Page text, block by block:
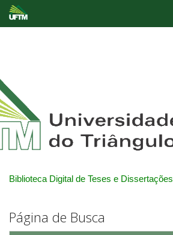
Biblioteca Digital de Teses e Dissertações
Página de Busca